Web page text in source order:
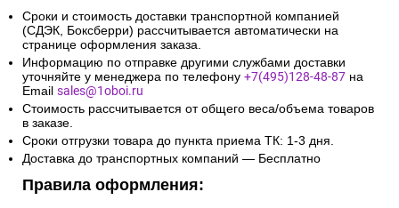
Сроки и стоимость доставки транспортной компанией
(СДЭК, Боксберри) рассчитывается автоматически на
странице оформления заказа.
Информацию по отправке другими службами доставки
уточняйте у менеджера по телефону +7(495)128-48-87 на
Email sales@1oboi.ru
Стоимость рассчитывается от общего веса/объема товаров
в заказе.
Сроки отгрузки товара до пункта приема ТК: 1-3 дня.
Доставка до транспортных компаний — Бесплатно
Правила оформления: